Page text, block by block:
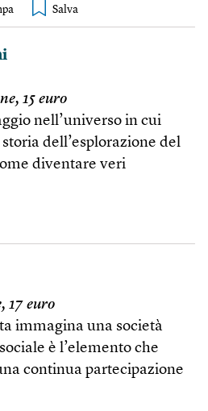
15 euro
nell’universo in cui
dell’esplorazione del
diventare veri
17 euro
immagina una società
è l’elemento che
continua partecipazione